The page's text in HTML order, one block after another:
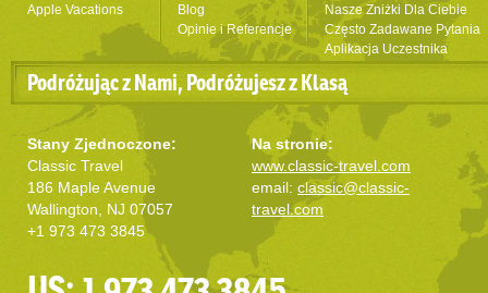
Apple Vacations
Blog
Opinie i Referencje
Nasze Zniżki Dla Ciebie
Często Zadawane Pytania
Aplikacja Uczestnika
Podróżując z Nami, Podróżujesz z Klasą
Stany Zjednoczone:
Classic Travel
186 Maple Avenue
Wallington, NJ 07057
+1 973 473 3845
Na stronie:
www.classic-travel.com
email: classic@classic-
travel.com